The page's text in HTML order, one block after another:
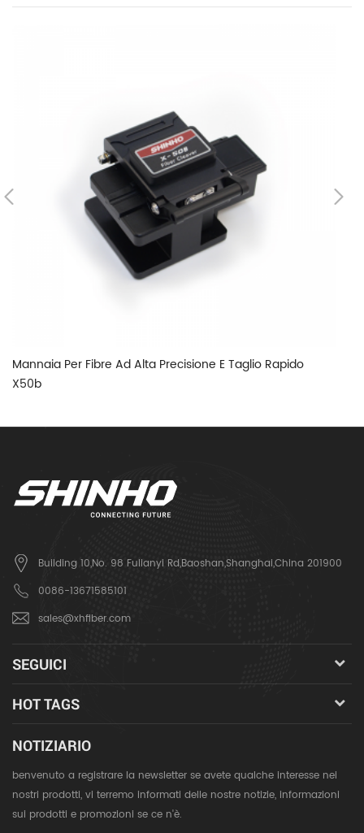
Mannaia Per Fibre Ad Alta Precisione E Taglio Rapido
X50b
Building 10,No. 98 Fulianyi Rd,Baoshan,Shanghai,China 201900
0086-13671585101
sales@xhfiber.com
SEGUICI
HOT TAGS
NOTIZIARIO
benvenuto a registrare la newsletter se avete qualche interesse nei
nostri prodotti, vi terremo informati delle nostre notizie, informazioni
sui prodotti e promozioni se ce n'è.